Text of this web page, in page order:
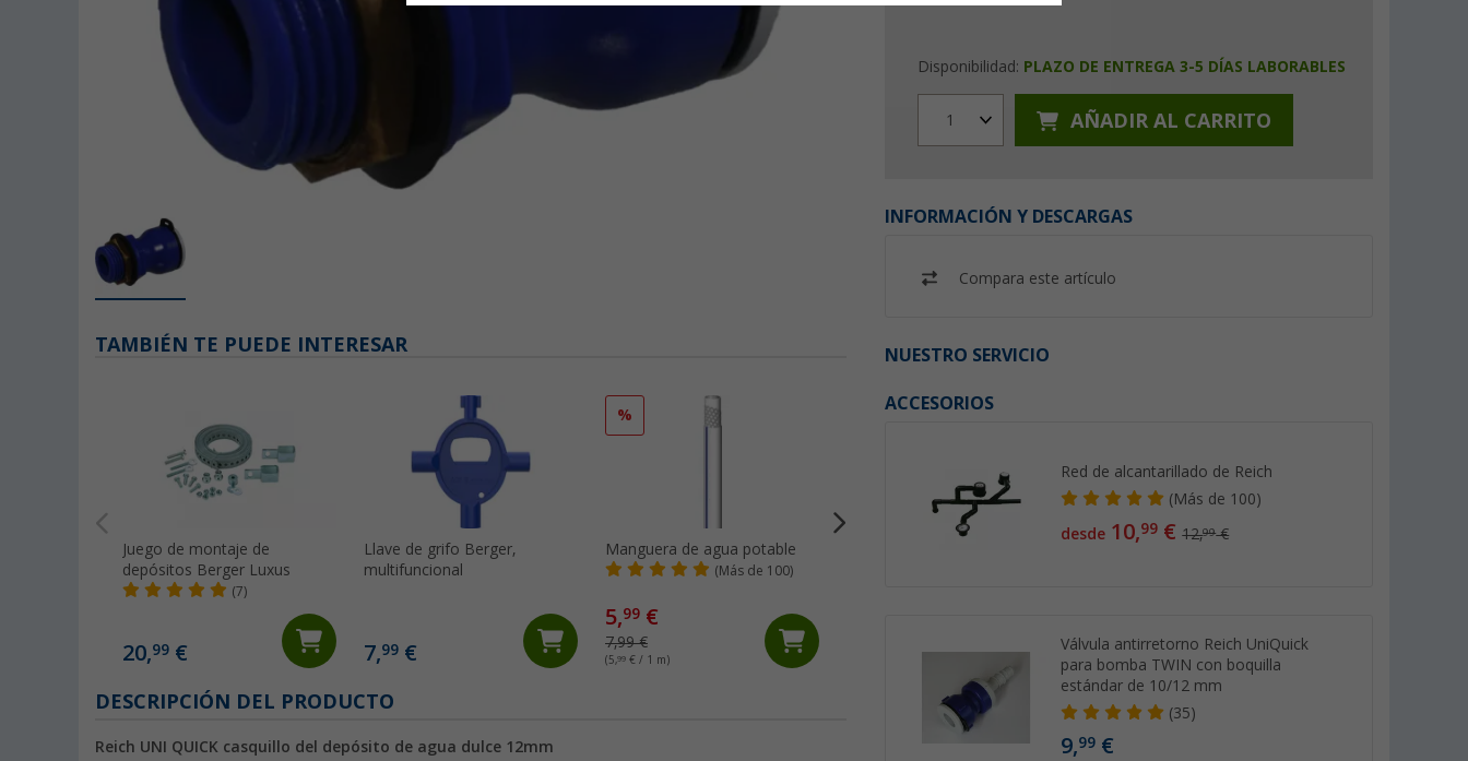
Disponibilidad: PLAZO DE ENTREGA 3-5 DÍAS LABORABLES
1 AÑADIR AL CARRITO
INFORMACIÓN Y DESCARGAS
Compara este artículo
NUESTRO SERVICIO
ACCESORIOS
Red de alcantarillado de Reich
(Más de 100)
desde 10,99 €12,99€
Válvula antirretorno Reich UniQuick
para bomba TWIN con boquilla
estándar de 10/12 mm
(35)
9,99 €
TAMBIÉN TE PUEDE INTERESAR
Juego de montaje de
depósitos Berger Luxus
(7)
20,99 €
Llave de grifo Berger,
multifuncional
7,99 €
%
Manguera de agua potable
(Más de 100)
5,99 €
7,99 €
(5,99 € / 1 m) 34,99€
DESCRIPCIÓN DEL PRODUCTO
Reich UNI QUICK casquillo del depósito de agua dulce 12mm